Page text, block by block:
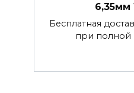
6,35мм
Бесплатная
при полной